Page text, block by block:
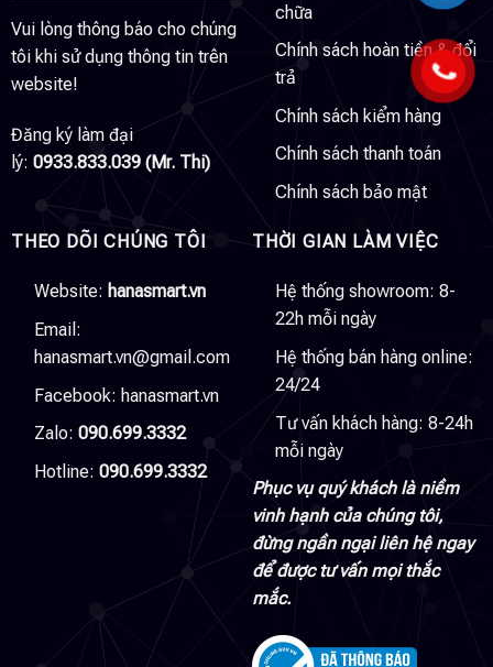
Vui lòng thông báo cho chúng
tôi khi sử dụng thông tin trên
website!
Đăng ký làm đại
lý: 0933.833.039 (Mr. Thi)
chữa
Chính sách hoàn tiền & đổi
trả
Chính sách kiểm hàng
Chính sách thanh toán
Chính sách bảo mật
THEO DÕI CHÚNG TÔI
Website: hanasmart.vn
Email:
hanasmart.vn@gmail.com
Facebook: hanasmart.vn
Zalo: 090.699.3332
Hotline: 090.699.3332
THỜI GIAN LÀM VIỆC
Hệ thống showroom: 8-
22h mỗi ngày
Hệ thống bán hàng online:
24/24
Tư vấn khách hàng: 8-24h
mỗi ngày
Phục vụ quý khách là niềm
vinh hạnh của chúng tôi,
đừng ngần ngại liên hệ ngay
để được tư vấn mọi thắc
mắc.